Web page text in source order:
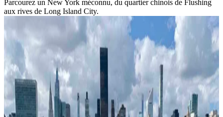
Parcourez un New York méconnu, du quartier chinois de Flushing
aux rives de Long Island City.